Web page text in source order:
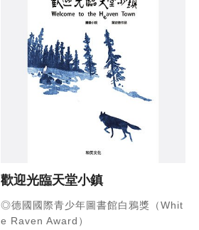
歡迎光臨天堂小鎮
◎德國國際青少年圖書館白鴉獎（Whit
e Raven Award）